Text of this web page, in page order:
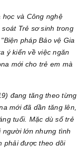
học và Công nghệ
Trẻ sơ sinh trong
pháp Bảo vệ Gia
ý kiến ​​về việc ngăn
mới cho trẻ em mà
đang tăng theo từng
mới đã dần tăng lên,
tuổi. Mặc dù số trẻ
người lớn nhưng tình
phải được theo dõi